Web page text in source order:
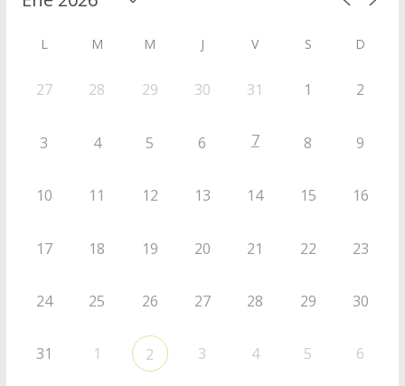
L M M J V S D
27 28 29 30 31 1 2
3 4 5 6 7 8 9
10 11 12 13 14 15 16
17 18 19 20 21 22 23
24 25 26 27 28 29 30
31 1 2 3 4 5 6